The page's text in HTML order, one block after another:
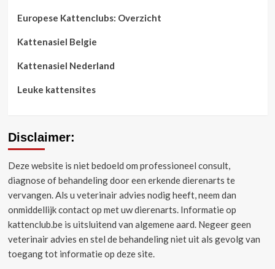
Europese Kattenclubs: Overzicht
Kattenasiel Belgie
Kattenasiel Nederland
Leuke kattensites
Disclaimer:
Deze website is niet bedoeld om professioneel consult,
diagnose of behandeling door een erkende dierenarts te
vervangen. Als u veterinair advies nodig heeft, neem dan
onmiddellijk contact op met uw dierenarts. Informatie op
kattenclub.be is uitsluitend van algemene aard. Negeer geen
veterinair advies en stel de behandeling niet uit als gevolg van
toegang tot informatie op deze site.